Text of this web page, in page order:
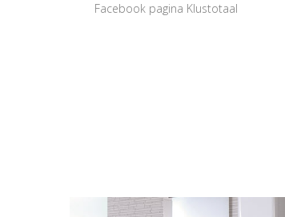
Facebook pagina Klustotaal